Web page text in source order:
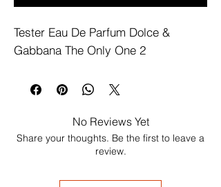
Tester Eau De Parfum Dolce &
Gabbana The Only One 2
No Reviews Yet
Share your thoughts. Be the first to leave a
review.